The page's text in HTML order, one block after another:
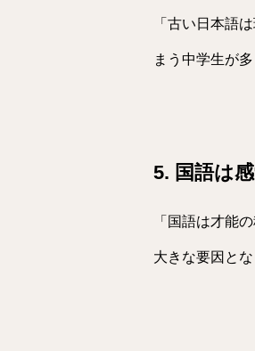
「古い日本語
まう中学生が
5. 国語は
「国語は才能
大きな要因とな